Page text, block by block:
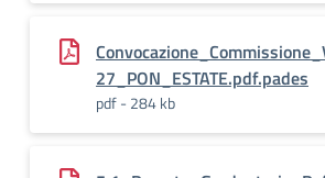
27_PON_ESTATE.pdf.pades
pdf - 284 kb